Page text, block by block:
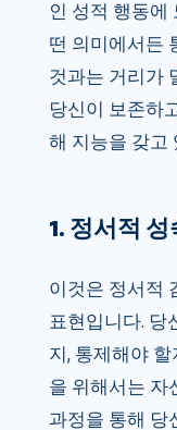
인 성적 행동에
떤 의미에서든
것과는 거리가
당신이 보존하
해 지능을 갖고
1. 정서적
이것은 정서적
표현입니다. 당
지, 통제해야
을 위해서는 자
과정을 통해 당